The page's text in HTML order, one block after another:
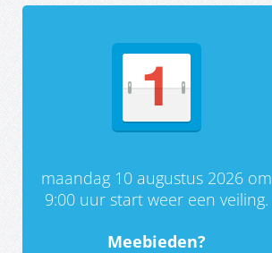
maandag 10 augustus 2026 om
9:00 uur start weer een veiling.
Meebieden?